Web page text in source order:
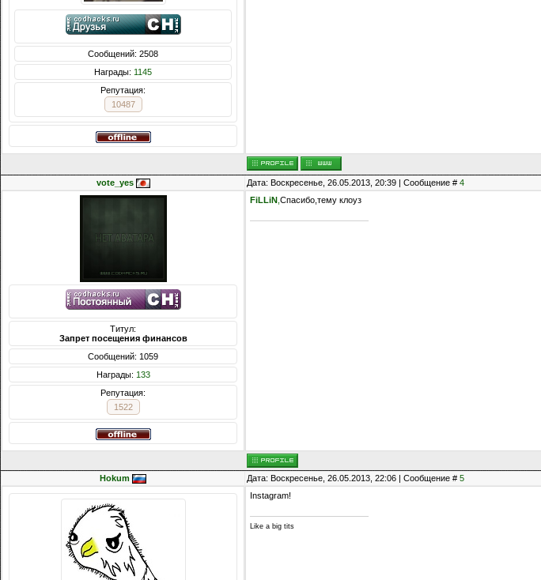
Сообщений: 2508
Награды: 1145
Репутация:
10487
vote_yes Дата: Воскресенье, 26.05.2013, 20:39 | Сообщение # 4
Титул:
Запрет посещения финансов
Сообщений: 1059
Награды: 133
Репутация:
1522
FiLLiN Спасибо,тему клоуз
Hokum Дата: Воскресенье, 26.05.2013, 22:06 | Сообщение # 5
Instagram!
Like a big tits